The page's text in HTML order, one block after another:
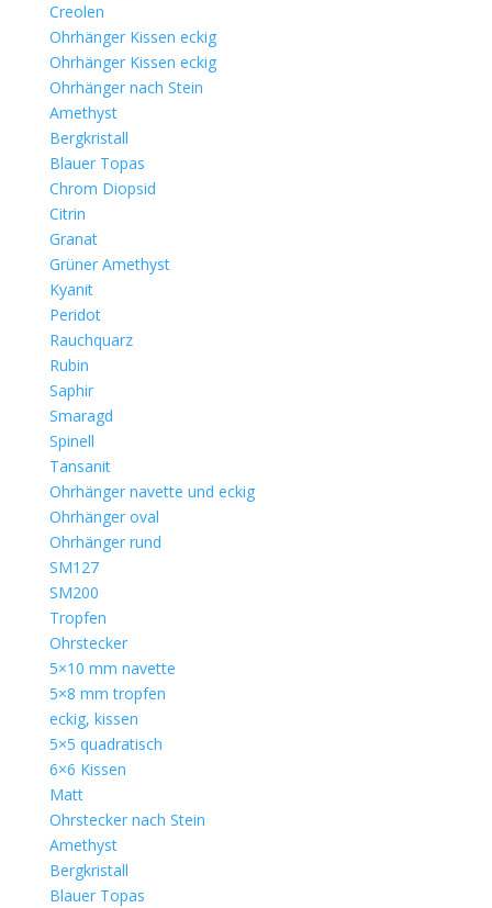
Creolen
Ohrhänger Kissen eckig
Ohrhänger Kissen eckig
Ohrhänger nach Stein
Amethyst
Bergkristall
Blauer Topas
Chrom Diopsid
Citrin
Granat
Grüner Amethyst
Kyanit
Peridot
Rauchquarz
Rubin
Saphir
Smaragd
Spinell
Tansanit
Ohrhänger navette und eckig
Ohrhänger oval
Ohrhänger rund
SM127
SM200
Tropfen
Ohrstecker
5×10 mm navette
5×8 mm tropfen
eckig, kissen
5×5 quadratisch
6×6 Kissen
Matt
Ohrstecker nach Stein
Amethyst
Bergkristall
Blauer Topas